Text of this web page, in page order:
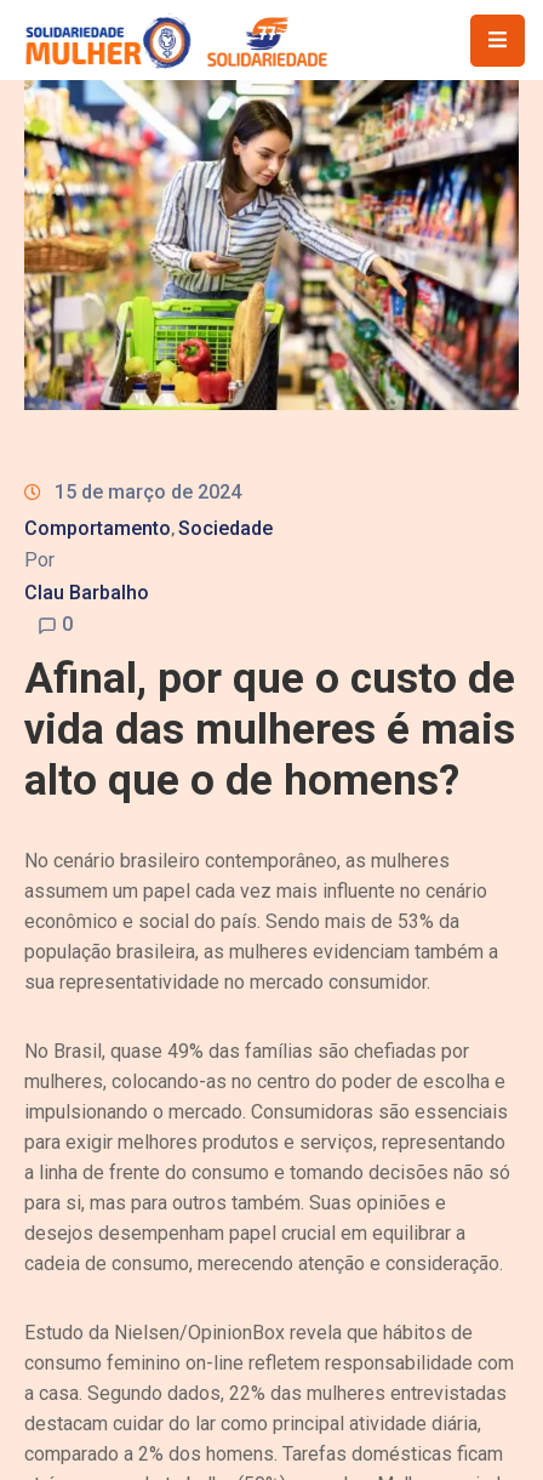
15 de março de 2024
Comportamento‚Sociedade
Por
Clau Barbalho
0
Afinal, por que o custo de
vida das mulheres é mais
alto que o de homens?
No cenário brasileiro contemporâneo, as mulheres
assumem um papel cada vez mais influente no cenário
econômico e social do país. Sendo mais de 53% da
população brasileira, as mulheres evidenciam também a
sua representatividade no mercado consumidor.
No Brasil, quase 49% das famílias são chefiadas por
mulheres, colocando-as no centro do poder de escolha e
impulsionando o mercado. Consumidoras são essenciais
para exigir melhores produtos e serviços, representando
a linha de frente do consumo e tomando decisões não só
para si, mas para outros também. Suas opiniões e
desejos desempenham papel crucial em equilibrar a
cadeia de consumo, merecendo atenção e consideração.
Estudo da Nielsen/OpinionBox revela que hábitos de
consumo feminino on-line refletem responsabilidade com
a casa. Segundo dados, 22% das mulheres entrevistadas
destacam cuidar do lar como principal atividade diária,
comparado a 2% dos homens. Tarefas domésticas ficam